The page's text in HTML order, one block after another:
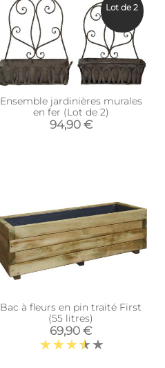
Ensemble jardinières murales
en fer (Lot de 2)
94,90 €
Lot de 2
Bac à fleurs en pin traité First
(55 litres)
69,90 €